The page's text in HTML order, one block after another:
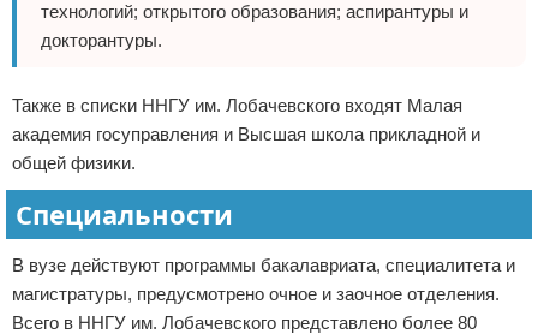
технологий; открытого образования; аспирантуры и
докторантуры.
Также в списки ННГУ им. Лобачевского входят Малая
академия госуправления и Высшая школа прикладной и
общей физики.
Специальности
В вузе действуют программы бакалавриата, специалитета и
магистратуры, предусмотрено очное и заочное отделения.
Всего в ННГУ им. Лобачевского представлено более 80